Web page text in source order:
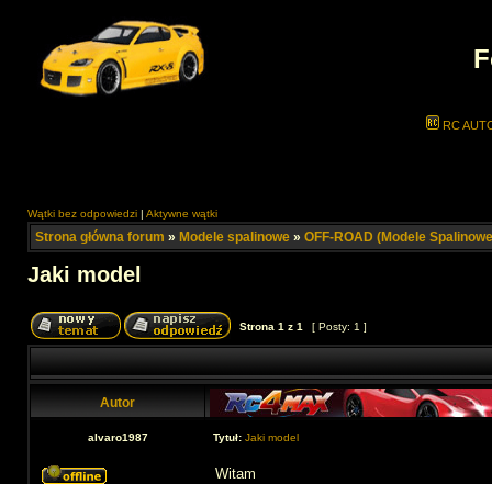
RC
Wątki bez odpowiedzi | Aktywne wątki
Strona główna forum » Modele spalinowe » OFF-ROAD (Modele
Jaki model
Strona 1 z 1 [ Posty: 1 ]
Autor
alvaro1987 Tytuł: Jaki model
Witam